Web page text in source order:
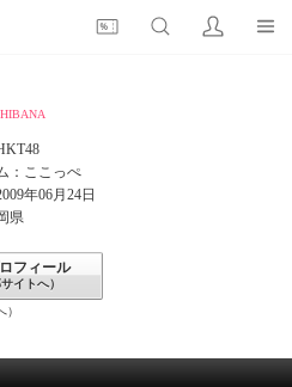
：ここっぺ
年06月24日
県
フィール
サイトへ）
）